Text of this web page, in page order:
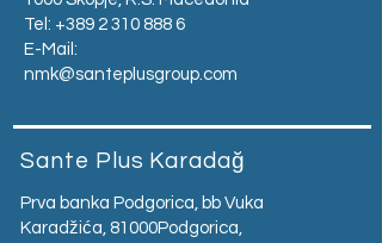
Tel: +389 2 310 888 6
E-Mail:
nmk@santeplusgroup.com
Sante Plus Karadağ
Prva banka Podgorica, bb Vuka
Karadžića, 81000Podgorica,